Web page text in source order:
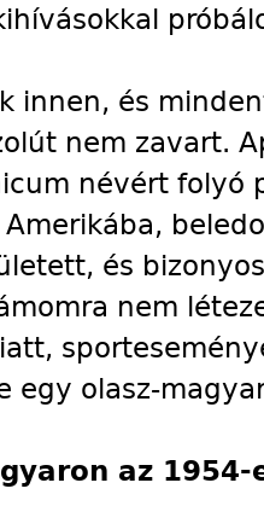
innen, és
nem zavart.
névért folyó
és
nem
egy olasz-
az